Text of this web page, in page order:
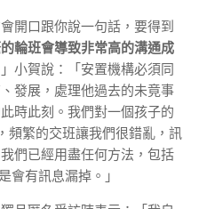
開口跟你說一句話，要得到
輪班會導致非常高的溝通成
」小賀說：「安置機構必須同
發展，處理他過去的未竟事
時此刻。我們對一個孩子的
頻繁的交班讓我們很錯亂，訊
們已經用盡任何方法，包括
會有訊息漏掉。」